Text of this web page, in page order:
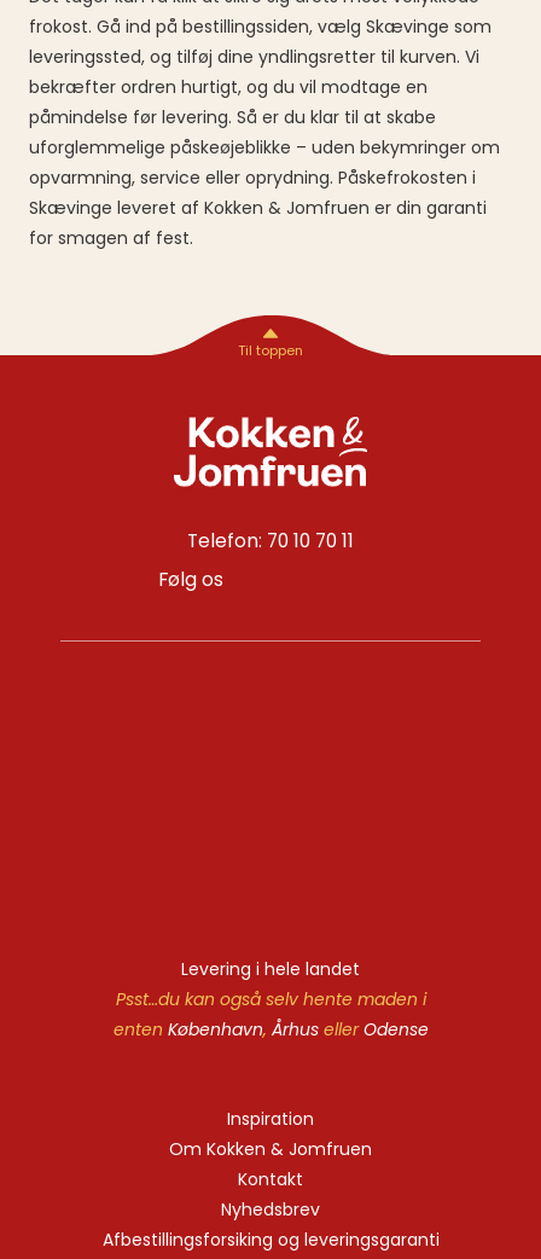
frokost. Gå ind på bestillingssiden, vælg Skævinge som
leveringssted, og tilføj dine yndlingsretter til kurven. Vi
bekræfter ordren hurtigt, og du vil modtage en
påmindelse før levering. Så er du klar til at skabe
uforglemmelige påskeøjeblikke – uden bekymringer om
opvarmning, service eller oprydning. Påskefrokosten i
Skævinge leveret af Kokken & Jomfruen er din garanti
for smagen af fest.
Telefon: 70 10 70 11
Følg os
Levering i hele landet
Psst…du kan også selv hente maden i
enten København, ÅrhusellerOdense
Inspiration
Om Kokken & Jomfruen
Kontakt
Nyhedsbrev
Afbestillingsforsiking og leveringsgaranti